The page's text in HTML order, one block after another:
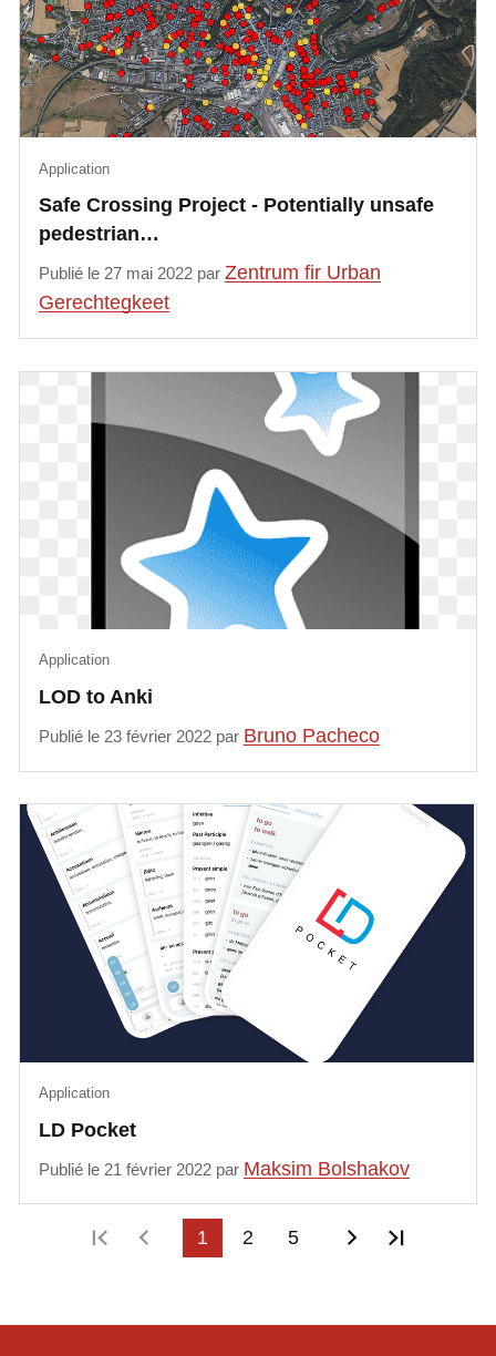
Safe Crossing Project - Potentially unsafe
pedestrian…
Application
Publié le 27 mai 2022 parZentrum fir Urban
Gerechtegkeet
LOD to Anki
Application
Publié le 23 février 2022 par Bruno Pacheco
LD Pocket
Application
Publié le 21 février 2022 par Maksim Bolshakov
Première page
Page précédente
1 2 5 Page